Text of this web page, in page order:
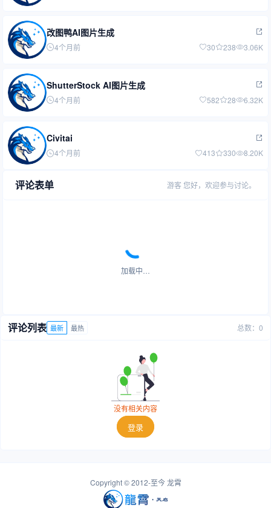
改图鸭AI图片生成
4个月前 30 238 3.06K
ShutterStock AI图片生成
4个月前 582 28 6.32K
Civitai
4个月前 413 330 8.20K
评论表单 游客 您好，欢迎参与讨论。
加载中…
评论列表 最新 最热 总数：0
没有相关内容
登录
Copyright © 2012-至今龙霄